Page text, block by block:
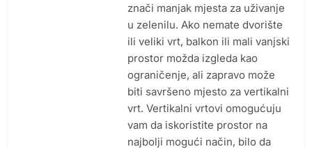
znači manjak mjesta za uživanje
u zelenilu. Ako nemate dvorište
ili veliki vrt, balkon ili mali vanjski
prostor možda izgleda kao
ograničenje, ali zapravo može
biti savršeno mjesto za vertikalni
vrt. Vertikalni vrtovi omogućuju
vam da iskoristite prostor na
najbolji mogući način, bilo da